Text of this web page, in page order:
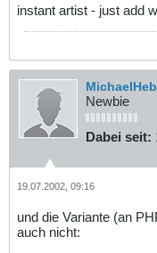
instant artist - just add
Newbie
Dabei seit:
19.07.2002, 09:16
und die Variante (an
auch nicht: